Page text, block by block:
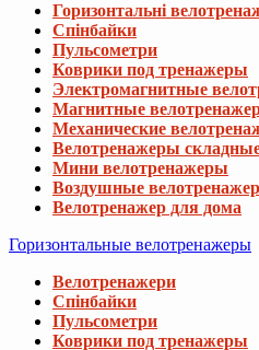
Горизонтальні
Спінбайки
Пульсометри
Коврики под тренажеры
Электромагнитные
Магнитные
Механические
Велотренажеры
Мини велотренажеры
Воздушные
Велотренажер для дома
Горизонтальные велотренажеры
Велотренажери
Спінбайки
Пульсометри
Коврики под тренажеры